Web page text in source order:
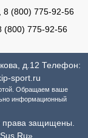
8 (800) 775-92-56
(800) 775-92-56
д.12 Телефон:
sport.ru
Обращаем ваше
информационный
права защищены.